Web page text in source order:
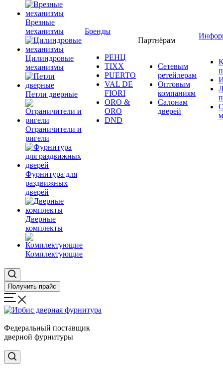
Врезные
механизмы
Цилиндровые
механизмы
Петли дверные
Ограничители и
ригели
Фурнитура для
раздвижных
дверей
Дверные
комплекты
Комплектующие
Бренды
РЕНЦ
TIXX
PUERTO
VAL DE
FIORI
ORO &
ORO
DND
Партнёрам
Сетевым
ретейлерам
Оптовым
компаниям
Салонам
дверей
Получить прайс
Федеральный поставщик
дверной фурнитуры